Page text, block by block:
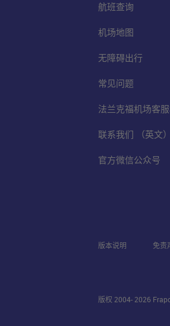
航班查询
机场地图
无障碍出行
常见问题
法兰克福机场客
联系我们 （英文）
官方微信公众号
版本说明 免责
版权 2004- 2026